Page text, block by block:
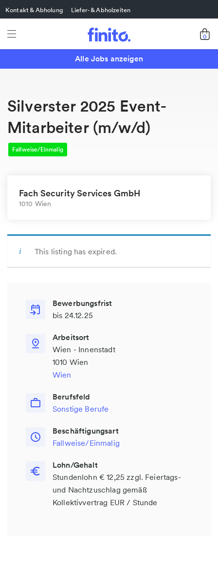
Kontakt & Abholung Liefer- & Abholzeiten
0
Alle Jobs anzeigen
Silverster 2025 Event-
Mitarbeiter (m/w/d)
Fallweise/Einmalig
Fach Security Services GmbH
1010 Wien
This listing has expired.
Bewerbungsfrist
bis 24.12.25
Arbeitsort
Wien - Innenstadt
1010 Wien
Wien
Berufsfeld
Sonstige Berufe
Beschäftigungsart
Fallweise/Einmalig
Lohn/Gehalt
Stundenlohn € 12,25 zzgl. Feiertags-
und Nachtzuschlag gemäß
Kollektivvertrag EUR / Stunde